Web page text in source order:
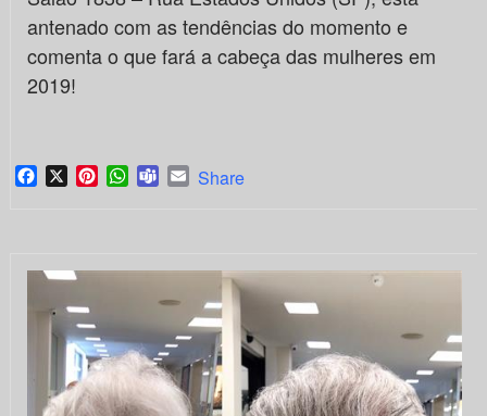
antenado com as tendências do momento e
comenta o que fará a cabeça das mulheres em
2019!
Facebook
X PinterestWhatsApp
TeamsEmail
Share